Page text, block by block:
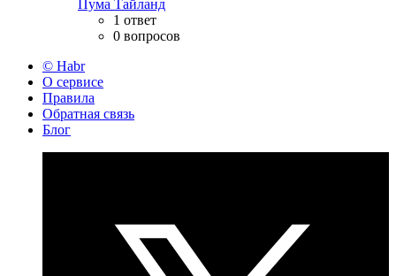
Пума Тайланд
1 ответ
0 вопросов
© Habr
О сервисе
Правила
Обратная связь
Блог